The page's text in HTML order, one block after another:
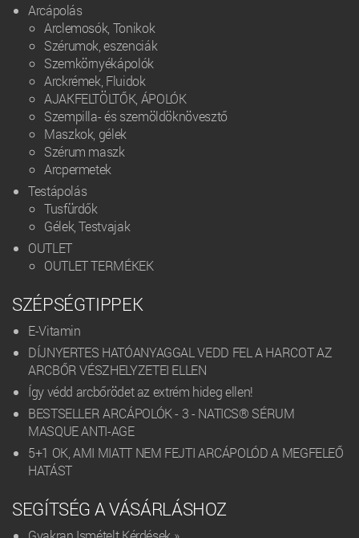
Arcápolás
Arclemosók, Tonikok
Szérumok, eszenciák
Szemkörnyékápolók
Arckrémek, Fluidok
AJAKFELTÖLTŐK, ÁPOLÓK
Szempilla- és szemöldöknövesztő
Maszkok, gélek
Szérum maszk
Arcpermetek
Testápolás
Tusfürdők
Gélek, Testvajak
OUTLET
OUTLET TERMÉKEK
SZÉPSÉGTIPPEK
E-Vitamin
DÍJNYERTES HATÓANYAGGAL VEDD FEL A HARCOT AZ
ARCBŐR VÉSZHELYZETEI ELLEN
Így védd arcbőrödet az extrém hideg ellen!
BESTSELLER ARCÁPOLÓK - 3 - NATICS® SÉRUM
MASQUE ANTI-AGE
5+1 OK, AMI MIATT NEM FEJTI ARCÁPOLÓD A MEGFELEŐ
HATÁST
SEGÍTSÉG A VÁSÁRLÁSHOZ